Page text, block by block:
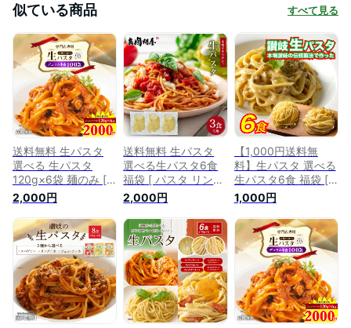
似ている商品 すべて見る
送料無料 生パスタ
選べる 生パスタ
120g×6袋 麺のみ [
パスタ リングイネ
フェットチーネ スパ
ゲッティ スパゲティ
パスタ ] 生麺 時短 本
格 個包装 ポイント
消化 送料無料 食品
お試し ポイント消費
グルメ 麺屋 どんま
い
2,000円
送料無料 生パスタ
選べる生パスタ6食
福袋 [ パスタ リング
イネ フェットチーネ
スパゲッティ スパゲ
ティ パスタ ] 生麺 時
短 本格 ポイント消
化 食品 お試し ポイ
ント消費 グルメ 麺
屋
2,000円
【1,000円送料無
料】生パスタ 選べる
生パスタ6食 福袋 [
パスタ リングイネ
フェットチーネ スパ
ゲッティ スパゲティ
パスタ ] 生麺 時短 本
格ポイント消化 送料
無 食品 お試し ポイ
ント消費 グルメ 麺
屋
1,000円